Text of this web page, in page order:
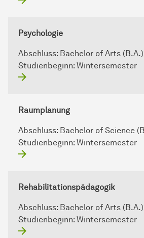
Psychologie
Abschluss: Bachelor of Arts
Studienbeginn: Wintersemester
Raumplanung
Abschluss: Bachelor of Science
Studienbeginn: Wintersemester
Rehabilitationspädagogik
Abschluss: Bachelor of Arts (B.A.)
Studienbeginn: Wintersemester